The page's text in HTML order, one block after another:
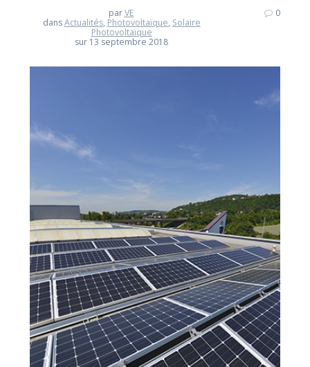
parVE
dansActualités, Photovoltaïque, Solaire
Photovoltaïque
sur 13 septembre 2018
0